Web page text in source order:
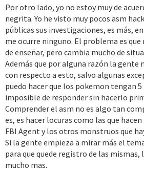
Ánimo bro!!!
Por otro lado, yo no estoy muy de
negrita. Yo he visto muy pocos asm
públicas sus investigaciones, es más,
me ocurre ninguno. El problema es que
de enseñar, pero cambia mucho de
Además que por alguna razón la gente
con respecto a esto, salvo algunas
puedo hacer que los pokemon tengan 5
imposible de responder sin hacerlo
Comprender el asm no es algo tan
es, es hacer locuras como las que
FBI Agent y los otros monstruos que
Si la gente empieza a mirar más el
para que quede registro de las mismas,
mucho mas.